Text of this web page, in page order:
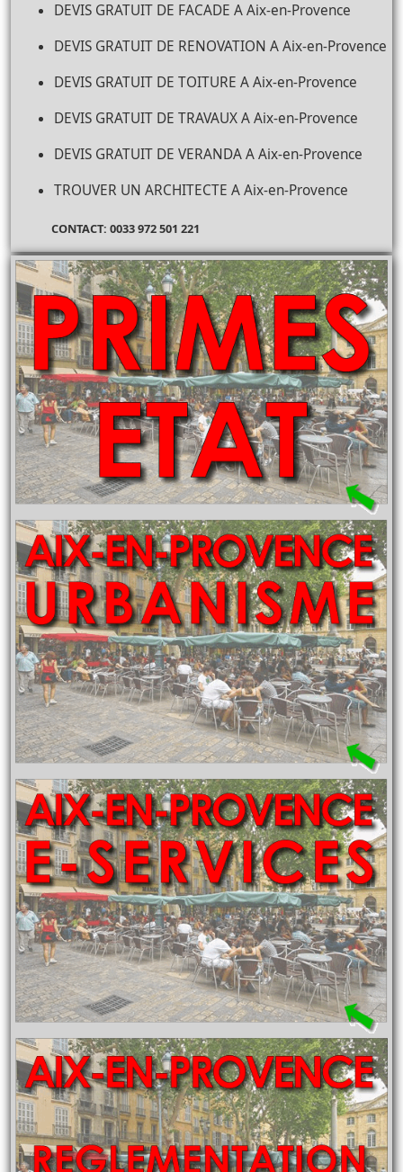
DEVIS GRATUIT DE FACADE A Aix-en-Provence
DEVIS GRATUIT DE RENOVATION A Aix-en-Provence
DEVIS GRATUIT DE TOITURE A Aix-en-Provence
DEVIS GRATUIT DE TRAVAUX A Aix-en-Provence
DEVIS GRATUIT DE VERANDA A Aix-en-Provence
TROUVER UN ARCHITECTE A Aix-en-Provence
CONTACT: 0033 972 501 221